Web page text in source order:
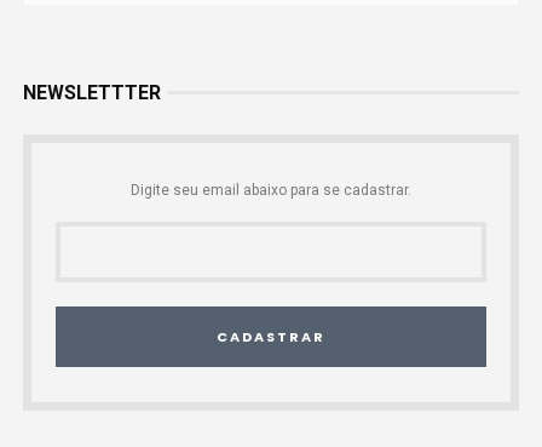
NEWSLETTTER
Digite seu email abaixo para se cadastrar.
CADASTRAR